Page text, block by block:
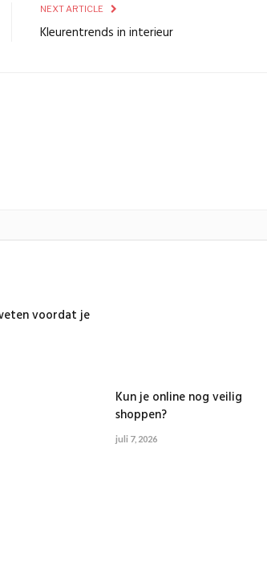
NEXT ARTICLE
Kleurentrends in interieur
voordat je
Kun je online nog veilig
shoppen?
juli 7, 2026